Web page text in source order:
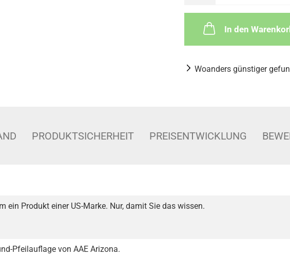
In den
Woanders günstiger
PRODUKTSICHERHEIT PREISENTWICKLUNG
ein Produkt einer US-Marke. Nur, damit Sie das wissen.
Pfeilauflage von AAE Arizona.